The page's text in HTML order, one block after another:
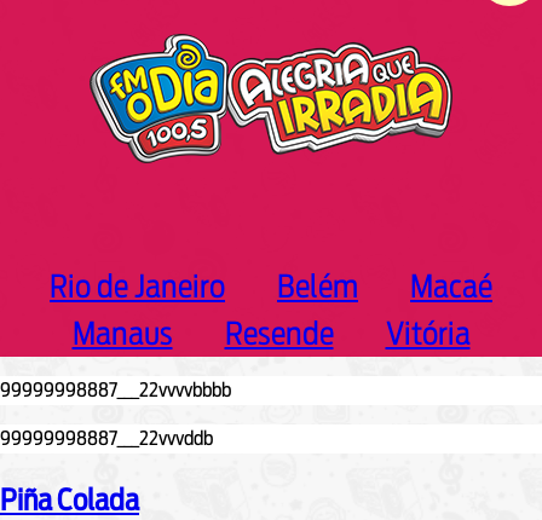
Rio de Janeiro Belém
Macaé
Manaus
Resende Vitória
Piña Colada